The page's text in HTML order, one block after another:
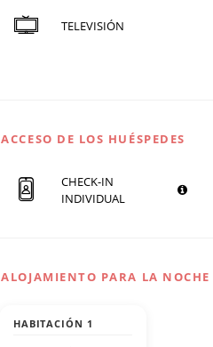
TELEVISIÓN
ACCESO DE LOS HUÉSPEDES
CHECK-IN
INDIVIDUAL
ALOJAMIENTO PARA LA NOCHE
HABITACIÓN 1